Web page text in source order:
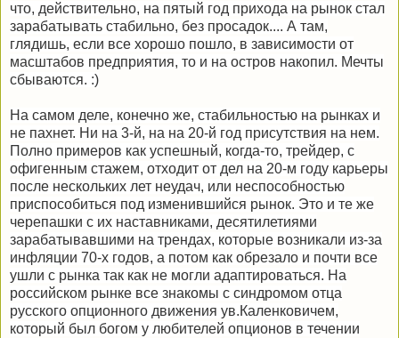
что, действительно, на пятый год прихода на рынок стал
зарабатывать стабильно, без просадок.... А там,
глядишь, если все хорошо пошло, в зависимости от
масштабов предприятия, то и на остров накопил. Мечты
сбываются. :)
На самом деле, конечно же, стабильностью на рынках и
не пахнет. Ни на 3-й, на на 20-й год присутствия на нем.
Полно примеров как успешный, когда-то, трейдер, с
офигенным стажем, отходит от дел на 20-м году карьеры
после нескольких лет неудач, или неспособностью
приспособиться под изменившийся рынок. Это и те же
черепашки с их наставниками, десятилетиями
зарабатывавшими на трендах, которые возникали из-за
инфляции 70-х годов, а потом как обрезало и почти все
ушли с рынка так как не могли адаптироваться. На
российском рынке все знакомы с синдромом отца
русского опционного движения ув.Каленковичем,
который был богом у любителей опционов в течении